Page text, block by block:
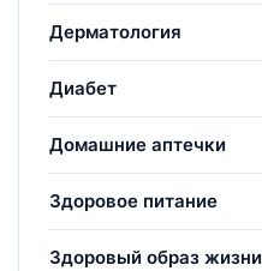
Дерматология
Диабет
Домашние аптечки
Здоровое питание
Здоровый образ жизни